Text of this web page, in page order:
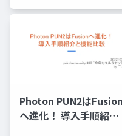
Photon PUN2はFusion
へ進化！ 導入手順紹介